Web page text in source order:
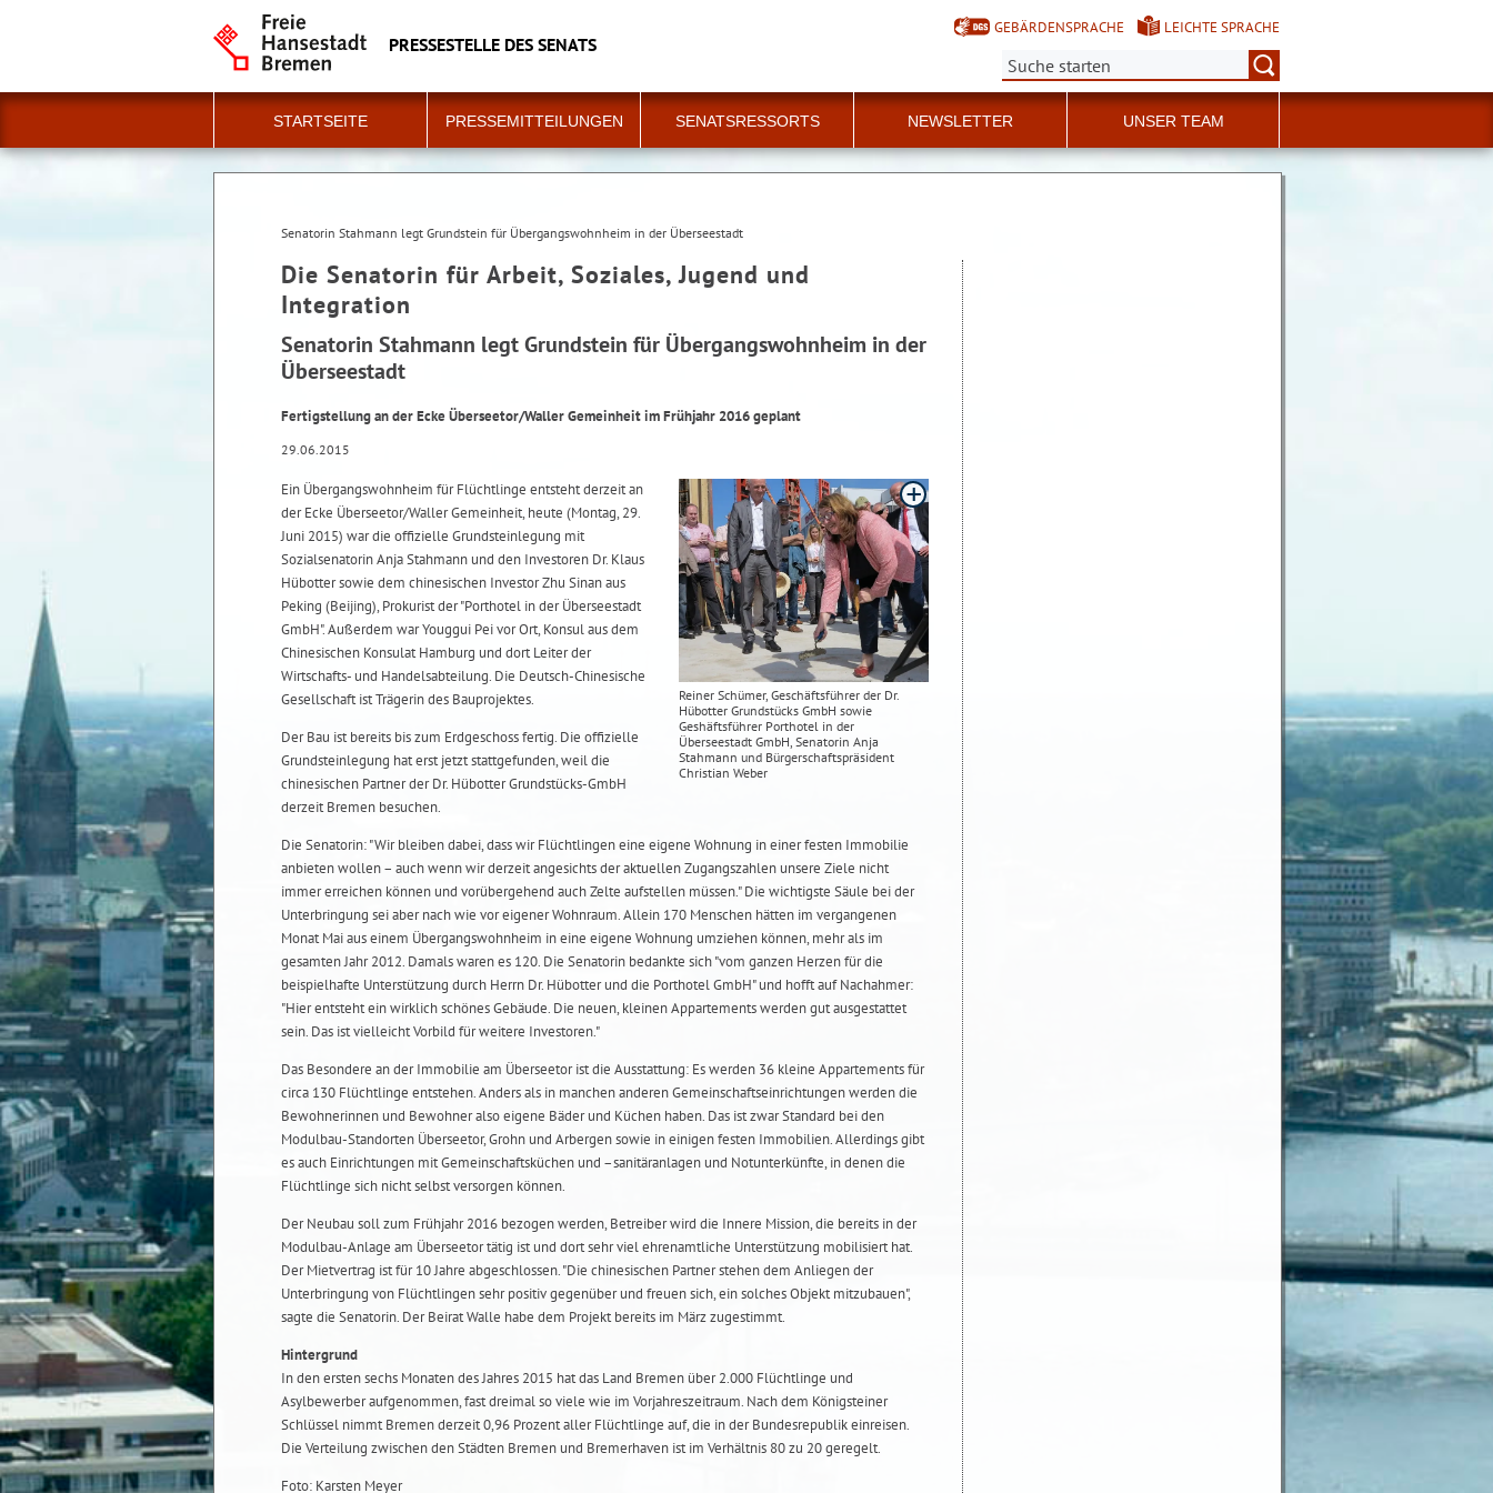
PRESSESTELLE DES SENATS
GEBÄRDENSPRACHE
LEICHTE SPRACHE
Suche:
STARTSEITE PRESSEMITTEILUNGEN SENATSRESSORTS NEWSLETTER UNSER TEAM
Senatorin Stahmann legt Grundstein für Übergangswohnheim in der Überseestadt
Die Senatorin für Arbeit, Soziales, Jugend und
Integration
Senatorin Stahmann legt Grundstein für Übergangswohnheim in der
Überseestadt
Fertigstellung an der Ecke Überseetor/Waller Gemeinheit im Frühjahr 2016 geplant
29.06.2015
Reiner Schümer, Geschäftsführer der Dr.
Hübotter Grundstücks GmbH sowie
Geshäftsführer Porthotel in der
Überseestadt GmbH, Senatorin Anja
Stahmann und Bürgerschaftspräsident
Christian Weber
Ein Übergangswohnheim für Flüchtlinge entsteht derzeit an
der Ecke Überseetor/Waller Gemeinheit, heute (Montag, 29.
Juni 2015) war die offizielle Grundsteinlegung mit
Sozialsenatorin Anja Stahmann und den Investoren Dr. Klaus
Hübotter sowie dem chinesischen Investor Zhu Sinan aus
Peking (Beijing), Prokurist der "Porthotel in der Überseestadt
GmbH". Außerdem war Youggui Pei vor Ort, Konsul aus dem
Chinesischen Konsulat Hamburg und dort Leiter der
Wirtschafts- und Handelsabteilung. Die Deutsch-Chinesische
Gesellschaft ist Trägerin des Bauprojektes.
Der Bau ist bereits bis zum Erdgeschoss fertig. Die offizielle
Grundsteinlegung hat erst jetzt stattgefunden, weil die
chinesischen Partner der Dr. Hübotter Grundstücks-GmbH
derzeit Bremen besuchen.
Die Senatorin: "Wir bleiben dabei, dass wir Flüchtlingen eine eigene Wohnung in einer festen Immobilie
anbieten wollen – auch wenn wir derzeit angesichts der aktuellen Zugangszahlen unsere Ziele nicht
immer erreichen können und vorübergehend auch Zelte aufstellen müssen." Die wichtigste Säule bei der
Unterbringung sei aber nach wie vor eigener Wohnraum. Allein 170 Menschen hätten im vergangenen
Monat Mai aus einem Übergangswohnheim in eine eigene Wohnung umziehen können, mehr als im
gesamten Jahr 2012. Damals waren es 120. Die Senatorin bedankte sich "vom ganzen Herzen für die
beispielhafte Unterstützung durch Herrn Dr. Hübotter und die Porthotel GmbH" und hofft auf Nachahmer:
"Hier entsteht ein wirklich schönes Gebäude. Die neuen, kleinen Appartements werden gut ausgestattet
sein. Das ist vielleicht Vorbild für weitere Investoren."
Das Besondere an der Immobilie am Überseetor ist die Ausstattung: Es werden 36 kleine Appartements für
circa 130 Flüchtlinge entstehen. Anders als in manchen anderen Gemeinschaftseinrichtungen werden die
Bewohnerinnen und Bewohner also eigene Bäder und Küchen haben. Das ist zwar Standard bei den
Modulbau-Standorten Überseetor, Grohn und Arbergen sowie in einigen festen Immobilien. Allerdings gibt
es auch Einrichtungen mit Gemeinschaftsküchen und –sanitäranlagen und Notunterkünfte, in denen die
Flüchtlinge sich nicht selbst versorgen können.
Der Neubau soll zum Frühjahr 2016 bezogen werden, Betreiber wird die Innere Mission, die bereits in der
Modulbau-Anlage am Überseetor tätig ist und dort sehr viel ehrenamtliche Unterstützung mobilisiert hat.
Der Mietvertrag ist für 10 Jahre abgeschlossen. "Die chinesischen Partner stehen dem Anliegen der
Unterbringung von Flüchtlingen sehr positiv gegenüber und freuen sich, ein solches Objekt mitzubauen",
sagte die Senatorin. Der Beirat Walle habe dem Projekt bereits im März zugestimmt.
Hintergrund
In den ersten sechs Monaten des Jahres 2015 hat das Land Bremen über 2.000 Flüchtlinge und
Asylbewerber aufgenommen, fast dreimal so viele wie im Vorjahreszeitraum. Nach dem Königsteiner
Schlüssel nimmt Bremen derzeit 0,96 Prozent aller Flüchtlinge auf, die in der Bundesrepublik einreisen.
Die Verteilung zwischen den Städten Bremen und Bremerhaven ist im Verhältnis 80 zu 20 geregelt.
Foto: Karsten Meyer